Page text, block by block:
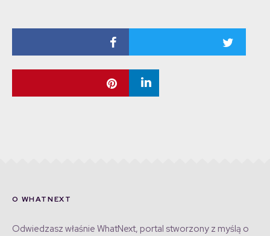
O WHATNEXT
Odwiedzasz właśnie WhatNext, portal stworzony z myślą o